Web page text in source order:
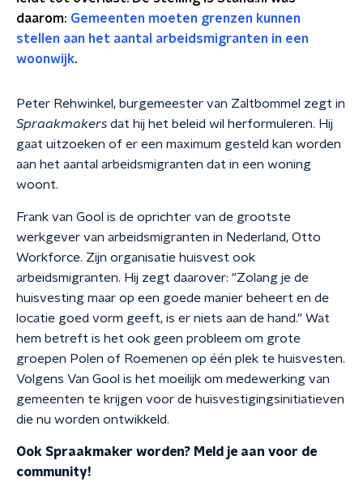
daarom: Gemeenten moeten grenzen kunnen
stellen aan het aantal arbeidsmigranten in een
woonwijk.
Peter Rehwinkel, burgemeester van Zaltbommel zegt in
Spraakmakers dat hij het beleid wil herformuleren. Hij
gaat uitzoeken of er een maximum gesteld kan worden
aan het aantal arbeidsmigranten dat in een woning
woont.
Frank van Gool is de oprichter van de grootste
werkgever van arbeidsmigranten in Nederland, Otto
Workforce. Zijn organisatie huisvest ook
arbeidsmigranten. Hij zegt daarover: "Zolang je de
huisvesting maar op een goede manier beheert en de
locatie goed vorm geeft, is er niets aan de hand." Wat
hem betreft is het ook geen probleem om grote
groepen Polen of Roemenen op één plek te huisvesten.
Volgens Van Gool is het moeilijk om medewerking van
gemeenten te krijgen voor de huisvestigingsinitiatieven
die nu worden ontwikkeld.
Ook Spraakmaker worden? Meld je aan voor de
community!